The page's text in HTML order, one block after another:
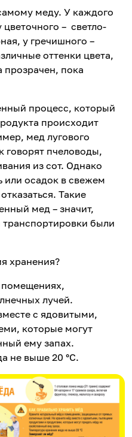
меду. У каждого
– светло-
у гречишного –
оттенки цвета,
прозрачен, пока
процесс, который
происходит
мед лугового
говорят пчеловоды,
из сот. Однако
или осадок в свежем
Такие
мед – значит,
были
хранения?
помещениях,
лучей.
с ядовитыми,
которые могут
ему запах.
не выше 20 °C.